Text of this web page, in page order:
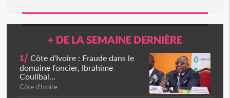
+ DE LA SEMAINE DERNIÈRE
1/ Côte d'Ivoire : Fraude dans le
domaine foncier, Ibrahime
Coulibal...
Côte d'Ivoire